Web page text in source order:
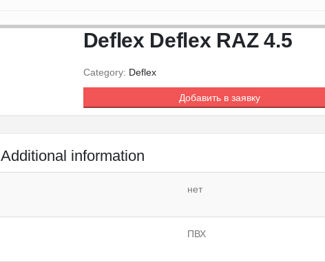
Deflex Deflex RAZ 4.5
Category: Deflex
Добавить в заявку
Additional information
нет
ПВХ